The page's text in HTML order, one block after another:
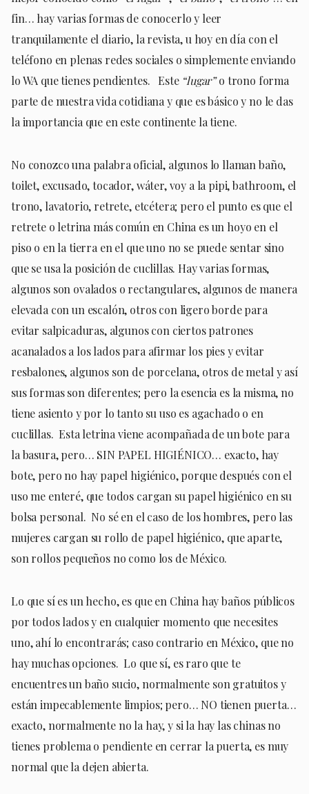
fin… hay varias formas de conocerlo y leer
tranquilamente el diario, la revista, u hoy en día con el
teléfono en plenas redes sociales o simplemente enviando
lo WA que tienes pendientes. Este “lugar”o trono forma
parte de nuestra vida cotidiana y que es básico y no le das
la importancia que en este continente la tiene.
No conozco una palabra oficial, algunos lo llaman baño,
toilet, excusado, tocador, wáter, voy a la pipi, bathroom, el
trono, lavatorio, retrete, etcétera; pero el punto es que el
retrete o letrina más común en China es un hoyo en el
piso o en la tierra en el que uno no se puede sentar sino
que se usa la posición de cuclillas. Hay varias formas,
algunos son ovalados o rectangulares, algunos de manera
elevada con un escalón, otros con ligero borde para
evitar salpicaduras, algunos con ciertos patrones
acanalados a los lados para afirmar los pies y evitar
resbalones, algunos son de porcelana, otros de metal y así
sus formas son diferentes; pero la esencia es la misma, no
tiene asiento y por lo tanto su uso es agachado o en
cuclillas. Esta letrina viene acompañada de un bote para
la basura, pero… SIN PAPEL HIGIÉNICO… exacto, hay
bote, pero no hay papel higiénico, porque después con el
uso me enteré, que todos cargan su papel higiénico en su
bolsa personal. No sé en el caso de los hombres, pero las
mujeres cargan su rollo de papel higiénico, que aparte,
son rollos pequeños no como los de México.
Lo que sí es un hecho, es que en China hay baños públicos
por todos lados y en cualquier momento que necesites
uno, ahí lo encontrarás; caso contrario en México, que no
hay muchas opciones. Lo que sí, es raro que te
encuentres un baño sucio, normalmente son gratuitos y
están impecablemente limpios; pero… NO tienen puerta…
exacto, normalmente no la hay, y si la hay las chinas no
tienes problema o pendiente en cerrar la puerta, es muy
normal que la dejen abierta.